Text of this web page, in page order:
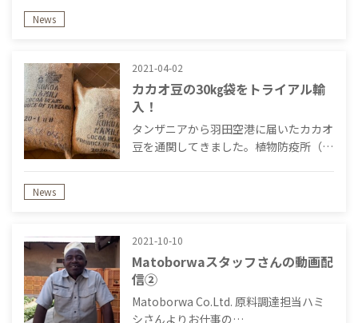
News
2021-04-02
カカオ豆の30㎏袋をトライアル輸
入！
タンザニアから羽田空港に届いたカカオ
豆を通関してきました。植物防疫所（…
News
2021-10-10
Matoborwaスタッフさんの動画配
信②
Matoborwa Co.Ltd. 原料調達担当ハミ
シさんよりお仕事の…